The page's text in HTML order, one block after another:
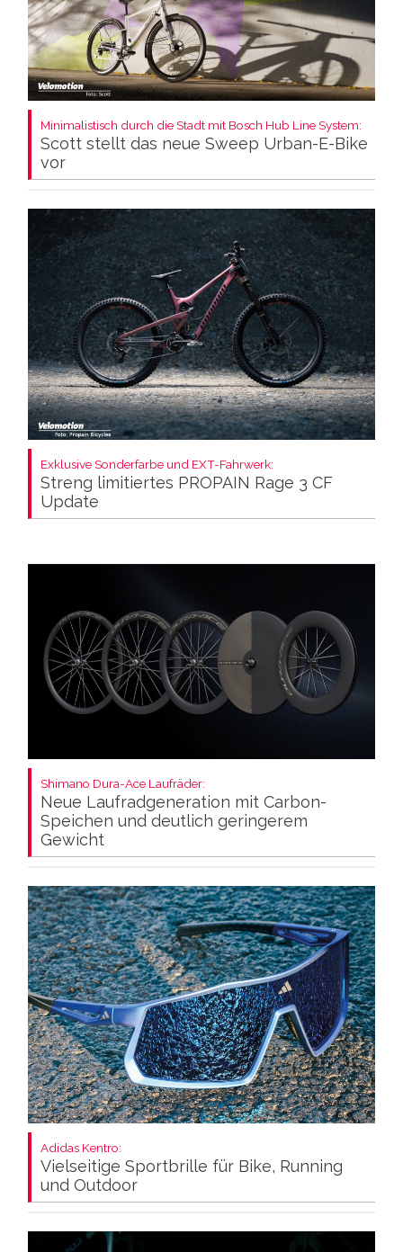
Minimalistisch durch die Stadt mit Bosch Hub Line System:
Scott stellt das neue Sweep Urban-E-Bike
vor
Exklusive Sonderfarbe und EXT-Fahrwerk:
Streng limitiertes PROPAIN Rage 3 CF
Update
Shimano Dura-Ace Laufräder:
Neue Laufradgeneration mit Carbon-
Speichen und deutlich geringerem
Gewicht
Adidas Kentro:
Vielseitige Sportbrille für Bike, Running
und Outdoor